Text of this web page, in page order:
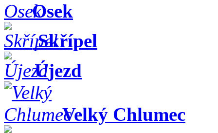
Osek
Skřípel
Újezd
Velký Chlumec